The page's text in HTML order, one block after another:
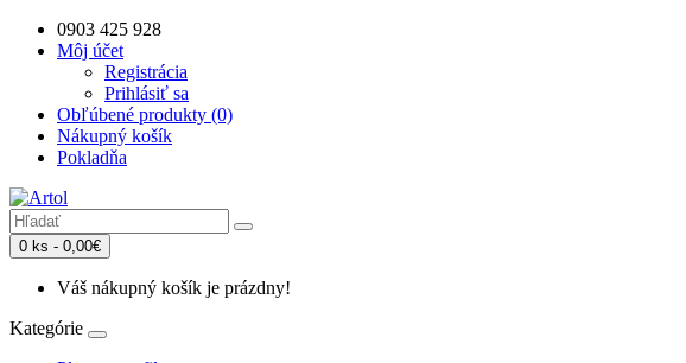
0903 425 928
Môj účet
Registrácia
Prihlásiť sa
Obľúbené produkty (0)
Nákupný košík
Pokladňa
0 ks - 0,00€
Váš nákupný košík je prázdny!
Kategórie